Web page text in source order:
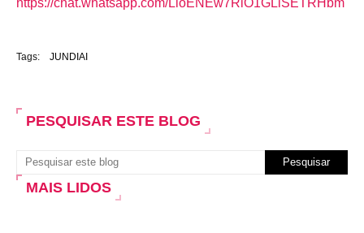
https://chat.whatsapp.com/LloENEw7RiO1GLiSETRHbm
Tags: JUNDIAI
PESQUISAR ESTE BLOG
MAIS LIDOS